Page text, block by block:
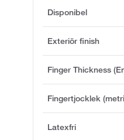
Disponibel
Exteriör finish
Finger Thickness
Fingertjocklek
Latexfri